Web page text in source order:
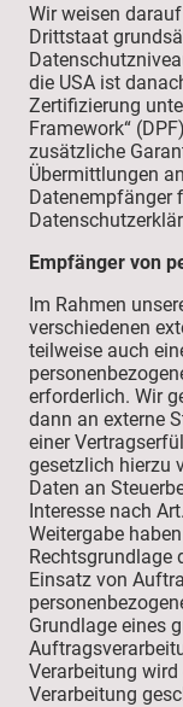
Wir weisen
Drittstaat
die USA ist
Zertifizierung
Framework“
zusätzliche
Übermittlungen
Datenempfänger
Empfänger von
Im Rahmen
verschiedenen
teilweise auch
erforderlich. Wir
dann an externe
einer
gesetzlich hierzu
Daten an
Interesse nach
Weitergabe
Rechtsgrundlage
Einsatz von
Grundlage eines
Verarbeitung
Verarbeitung